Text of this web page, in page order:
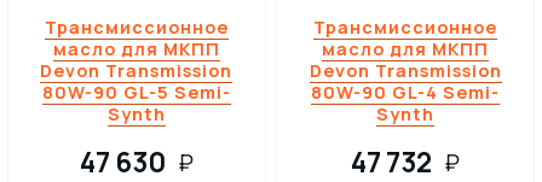
Трансмиссионное
масло для МКПП
Devon Transmission
80W-90 GL-5 Semi-
Synth
47 630 ₽
Трансмиссионное
масло для МКПП
Devon Transmission
80W-90 GL-4 Semi-
Synth
47 732 ₽